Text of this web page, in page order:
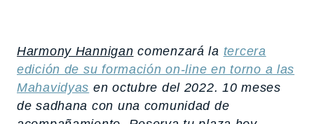
Harmony Hannigan comenzará la tercera
edición de su formación on-line en torno a las
Mahavidyas en octubre del 2022. 10 meses
de sadhana con una comunidad de